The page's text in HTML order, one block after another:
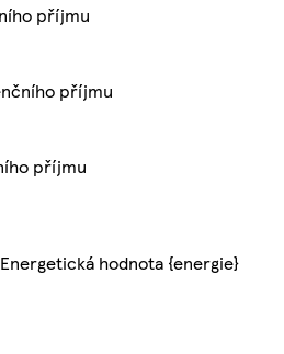
příjmu
příjmu
příjmu
hodnota {energie}